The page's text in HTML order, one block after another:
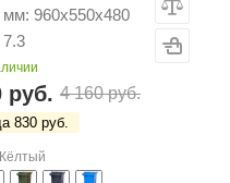
960х550х480
7.3
руб. 4 160 руб.
830 руб.